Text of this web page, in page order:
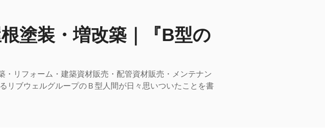
塗装・増改築｜『B型の
リフォーム・建築資材販売・配管資材販売・メンテナン
リブウェルグループのＢ型人間が日々思いついたことを書